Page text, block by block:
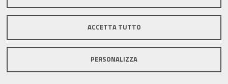
ACCETTA TUTTO
PERSONALIZZA
Informativa generale
Informative privacy
Accessibilità
Note legali
Informativa estesa sui cookie
Social media policy